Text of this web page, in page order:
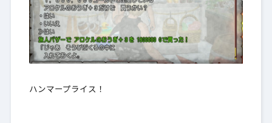
ハンマープライス！